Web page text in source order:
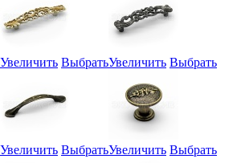
Увеличить ВыбратьУвеличить Выбрать
Увеличить ВыбратьУвеличить Выбрать